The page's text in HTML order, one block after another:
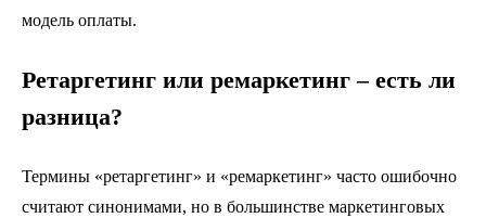
модель оплаты.
Ретаргетинг или ремаркетинг – есть ли
разница?
Термины «ретаргетинг» и «ремаркетинг» часто ошибочно
считают синонимами, но в большинстве маркетинговых